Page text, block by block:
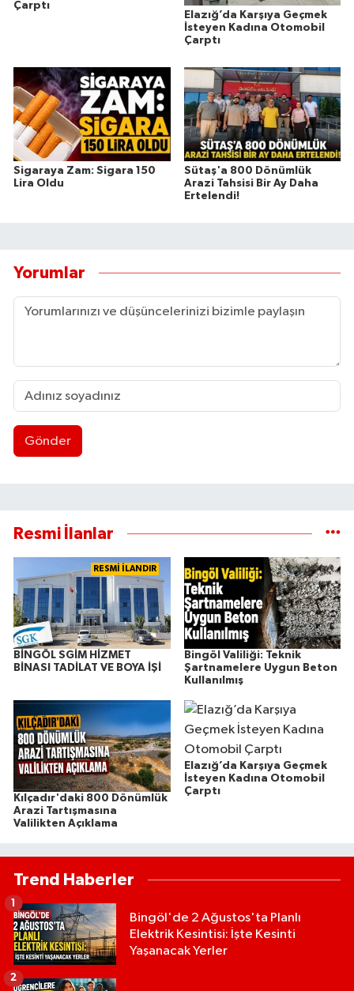
Çarptı
Elazığ’da Karşıya Geçmek
İsteyen Kadına Otomobil
Çarptı
Sigaraya Zam: Sigara 150
Lira Oldu
Sütaş'a 800 Dönümlük
Arazi Tahsisi Bir Ay Daha
Ertelendi!
Yorumlar
Gönder
Resmi İlanlar
RESMİ İLANDIR
BİNGÖL SGİM HİZMET
BİNASI TADİLAT VE BOYA İŞİ
Bingöl Valiliği: Teknik
Şartnamelere Uygun Beton
Kullanılmış
Kılçadır'daki 800 Dönümlük
Arazi Tartışmasına
Valilikten Açıklama
Elazığ’da Karşıya Geçmek
İsteyen Kadına Otomobil
Çarptı
Trend Haberler
Bingöl'de 2 Ağustos'ta Planlı
Elektrik Kesintisi: İşte Kesinti
Yaşanacak Yerler
1
2